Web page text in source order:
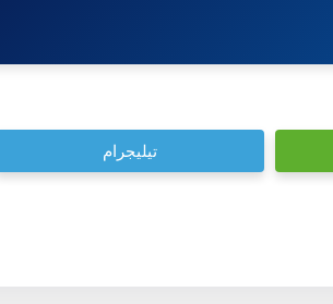
تيليجرام